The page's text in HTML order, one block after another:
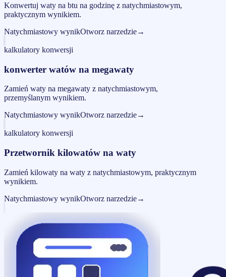
Konwertuj waty na btu na godzinę z natychmiastowym,
praktycznym wynikiem.
Natychmiastowy wynikOtworz narzedzie→
kalkulatory konwersji
konwerter watów na megawaty
Zamień waty na megawaty z natychmiastowym,
przemyślanym wynikiem.
Natychmiastowy wynikOtworz narzedzie→
kalkulatory konwersji
Przetwornik kilowatów na waty
Zamień kilowaty na waty z natychmiastowym, praktycznym
wynikiem.
Natychmiastowy wynikOtworz narzedzie→